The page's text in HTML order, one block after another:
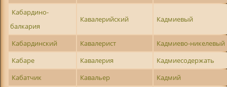
Кабардино-
балкария
Кавалерийский Кадмиевый
Кабардинский Кавалерист
Кадмиево-никелевый
Кабаре
Кавалерия
Кадмиесодержать
Кабатчик
Кавальер
Кадмий